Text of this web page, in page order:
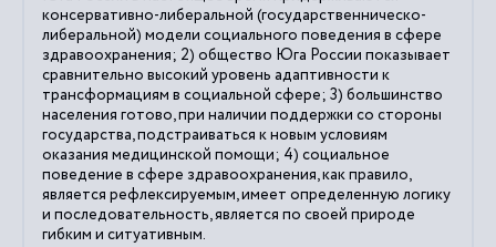
консервативно-либеральной (государственническо-
либеральной) модели социального поведения в сфере
здравоохранения; 2) общество Юга России показывает
сравнительно высокий уровень адаптивности к
трансформациям в социальной сфере; 3) большинство
населения готово, при наличии поддержки со стороны
государства, подстраиваться к новым условиям
оказания медицинской помощи; 4) социальное
поведение в сфере здравоохранения, как правило,
является рефлексируемым, имеет определенную логику
и последовательность, является по своей природе
гибким и ситуативным.